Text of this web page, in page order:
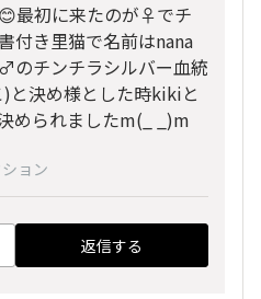
最初に来たのが♀でチ
付き里猫で名前はnana
のチンチラシルバー血統
と決め様とした時kikiと
められましたm(_ _)m
ョン
返信する